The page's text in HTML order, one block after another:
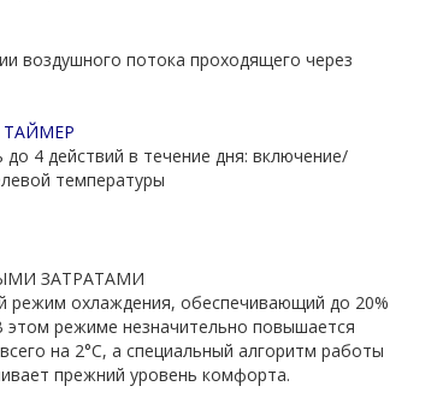
воздушного потока проходящего через
4 действий в течение дня: включение/
температуры
ЗАТРАТАМИ
режим охлаждения, обеспечивающий до 20%
этом режиме незначительно повышается
на 2°С, а специальный алгоритм работы
прежний уровень комфорта.